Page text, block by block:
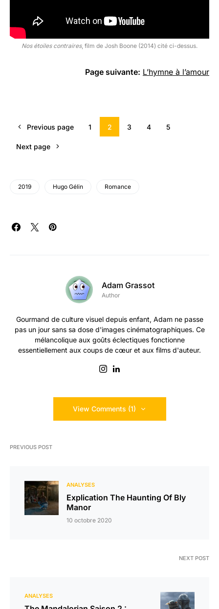
Nos étoiles contraires, film de Josh Boone (2014) cité ci-dessus.
Page suivante: L’hymne à l’amour
Previous page 1 2 3 4 5
Next page
2019 Hugo Gélin Romance
Adam Grassot
Author
Gourmand de culture visuel depuis enfant, Adam ne passe
pas un jour sans sa dose d'images cinématographiques. Ce
mélancolique aux goûts éclectiques fonctionne
essentiellement aux coups de cœur et aux films d'auteur.
View Comments (1)
PREVIOUS POST
ANALYSES
Explication The Haunting Of Bly
Manor
10 octobre 2020
NEXT POST
ANALYSES